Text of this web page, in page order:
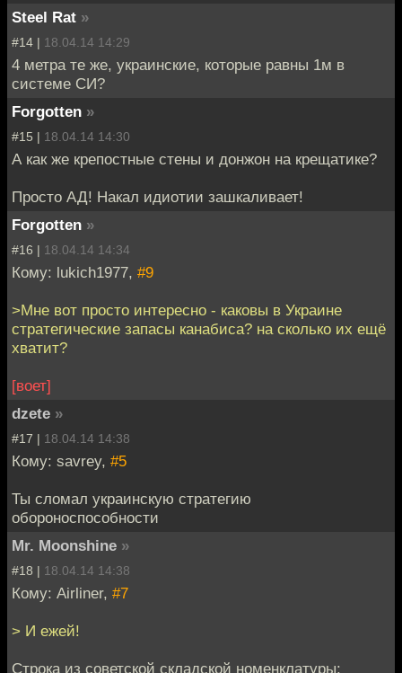
Steel Rat »
#14 | 18.04.14 14:29
4 метра те же, украинские, которые равны 1м в
системе СИ?
Forgotten »
#15 | 18.04.14 14:30
А как же крепостные стены и донжон на крещатике?
Просто АД! Накал идиотии зашкаливает!
Forgotten »
#16 | 18.04.14 14:34
Кому: lukich1977, #9
>Мне вот просто интересно - каковы в Украине
стратегические запасы канабиса? на сколько их ещё
хватит?
[воет]
dzete »
#17 | 18.04.14 14:38
Кому: savrey, #5
Ты сломал украинскую стратегию
обороноспособности
Mr. Moonshine »
#18 | 18.04.14 14:38
Кому: Airliner, #7
> И ежей!
Строка из советской складской номенклатуры: